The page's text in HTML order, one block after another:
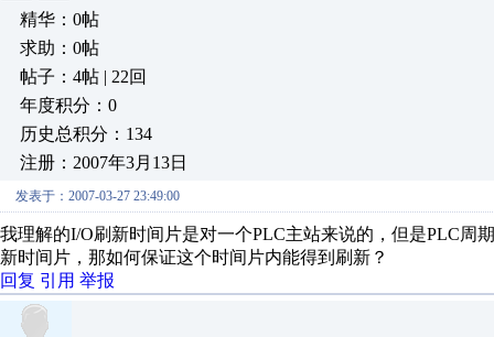
精华：0帖
求助：0帖
帖子：4帖 | 22回
年度积分：0
历史总积分：134
注册：2007年3月13日
发表于：2007-03-27 23:49:00
我理解的I/O刷新时间片是对一个PLC主站来说的，但是PLC周
新时间片，那如何保证这个时间片内能得到刷新？
回复 引用 举报